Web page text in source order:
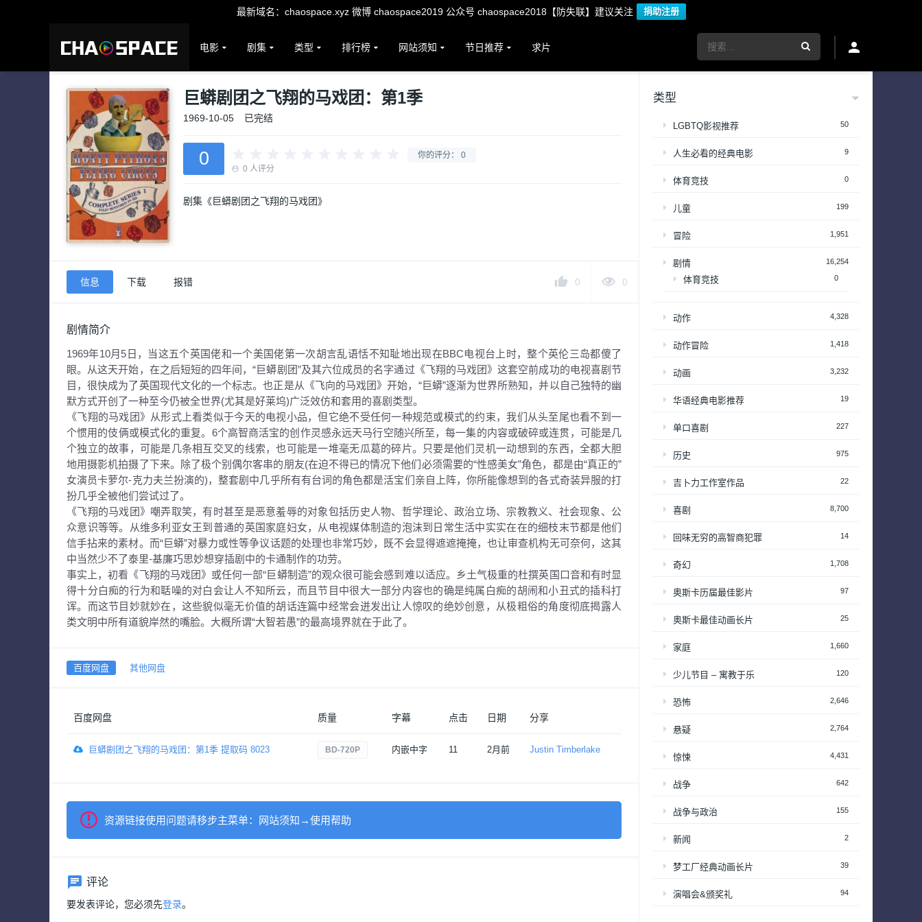
最新域名：chaospace.xyz 微博 chaospace2019 公众号 chaospace2018【防失联】建议关注 捐助注册
电影 剧集 类型 排行榜 网站须知 节日推荐 求片
巨蟒剧团之飞翔的马戏团：第1季
1969-10-05 已完结
你的评分： 0
0 0 人评分
剧集《巨蟒剧团之飞翔的马戏团》
0 0
信息 下载 报错
剧情简介
1969年10月5日，当这五个英国佬和一个美国佬第一次胡言乱语恬不知耻地出现在BBC电视台上时，整个英伦三岛都傻了
眼。从这天开始，在之后短短的四年间，“巨蟒剧团”及其六位成员的名字通过《飞翔的马戏团》这套空前成功的电视喜剧节
目，很快成为了英国现代文化的一个标志。也正是从《飞向的马戏团》开始，“巨蟒”逐渐为世界所熟知，并以自己独特的幽
默方式开创了一种至今仍被全世界(尤其是好莱坞)广泛效仿和套用的喜剧类型。
《飞翔的马戏团》从形式上看类似于今天的电视小品，但它绝不受任何一种规范或模式的约束，我们从头至尾也看不到一
个惯用的伎俩或模式化的重复。6个高智商活宝的创作灵感永远天马行空随兴所至，每一集的内容或破碎或连贯，可能是几
个独立的故事，可能是几条相互交叉的线索，也可能是一堆毫无瓜葛的碎片。只要是他们灵机一动想到的东西，全都大胆
地用摄影机拍摄了下来。除了极个别偶尔客串的朋友(在迫不得已的情况下他们必须需要的“性感美女”角色，都是由“真正的”
女演员卡萝尔-克力夫兰扮演的)，整套剧中几乎所有有台词的角色都是活宝们亲自上阵，你所能像想到的各式奇装异服的打
扮几乎全被他们尝试过了。
《飞翔的马戏团》嘲弄取笑，有时甚至是恶意羞辱的对象包括历史人物、哲学理论、政治立场、宗教教义、社会现象、公
众意识等等。从维多利亚女王到普通的英国家庭妇女，从电视媒体制造的泡沫到日常生活中实实在在的细枝末节都是他们
信手拈来的素材。而“巨蟒”对暴力或性等争议话题的处理也非常巧妙，既不会显得遮遮掩掩，也让审查机构无可奈何，这其
中当然少不了泰里-基廉巧思妙想穿插剧中的卡通制作的功劳。
事实上，初看《飞翔的马戏团》或任何一部“巨蟒制造”的观众很可能会感到难以适应。乡土气极重的杜撰英国口音和有时显
得十分白痴的行为和聒噪的对白会让人不知所云，而且节目中很大一部分内容也的确是纯属白痴的胡闹和小丑式的插科打
诨。而这节目妙就妙在，这些貌似毫无价值的胡话连篇中经常会迸发出让人惊叹的绝妙创意，从极粗俗的角度彻底揭露人
类文明中所有道貌岸然的嘴脸。大概所谓“大智若愚”的最高境界就在于此了。
百度网盘 其他网盘
百度网盘 质量 字幕 点击 日期 分享
巨蟒剧团之飞翔的马戏团：第1季 提取码 8023 BD-720P 内嵌中字 11 2月前 Justin Timberlake
资源链接使用问题请移步主菜单：网站须知→使用帮助
评论
要发表评论，您必须先登录。
类型
LGBTQ影视推荐 50
人生必看的经典电影 9
体育竞技 0
儿童 199
冒险 1,951
剧情 16,254
体育竞技 0
动作 4,328
动作冒险 1,418
动画 3,232
华语经典电影推荐 19
单口喜剧 227
历史 975
吉卜力工作室作品 22
喜剧 8,700
回味无穷的高智商犯罪 14
奇幻 1,708
奥斯卡历届最佳影片 97
奥斯卡最佳动画长片 25
家庭 1,660
少儿节目 – 寓教于乐 120
恐怖 2,646
悬疑 2,764
惊悚 4,431
战争 642
战争与政治 155
新闻 2
梦工厂经典动画长片 39
演唱会&颁奖礼 94